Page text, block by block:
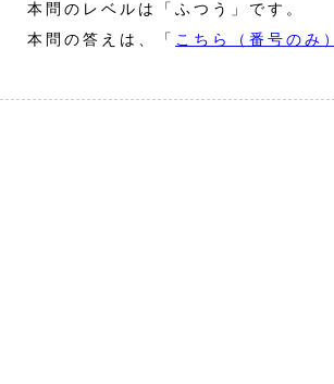
本問のレベルは「ふつう」です。
本問の答えは、「 こちら（番号のみ）